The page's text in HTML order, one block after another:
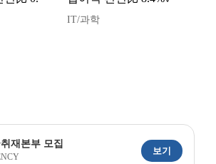
IT/과학
재본부 모집
보기